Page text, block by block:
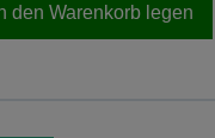
den Warenkorb legen